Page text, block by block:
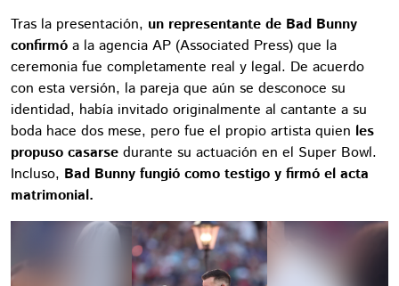
Tras la presentación, un representante de Bad Bunny
confirmó a la agencia AP (Associated Press) que la
ceremonia fue completamente real y legal. De acuerdo
con esta versión, la pareja que aún se desconoce su
identidad, había invitado originalmente al cantante a su
boda hace dos mese, pero fue el propio artista quien les
propuso casarse durante su actuación en el Super Bowl.
Incluso, Bad Bunny fungió como testigo y firmó el acta
matrimonial.